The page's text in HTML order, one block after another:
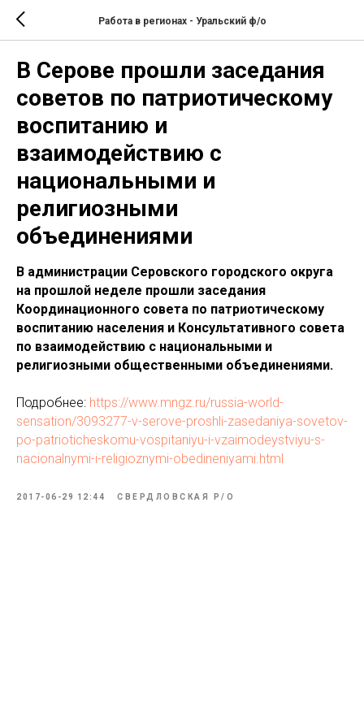
Работа в регионах - Уральский ф/о
В Серове прошли заседания
советов по патриотическому
воспитанию и
взаимодействию с
национальными и
религиозными
объединениями
В администрации Серовского городского округа
на прошлой неделе прошли заседания
Координационного совета по патриотическому
воспитанию населения и Консультативного совета
по взаимодействию с национальными и
религиозными общественными объединениями.
Подробнее: https://www.mngz.ru/russia-world-
sensation/3093277-v-serove-proshli-zasedaniya-sovetov-
po-patrioticheskomu-vospitaniyu-i-vzaimodeystviyu-s-
nacionalnymi-i-religioznymi-obedineniyami.html
2017-06-29 12:44 СВЕРДЛОВСКАЯ P/O